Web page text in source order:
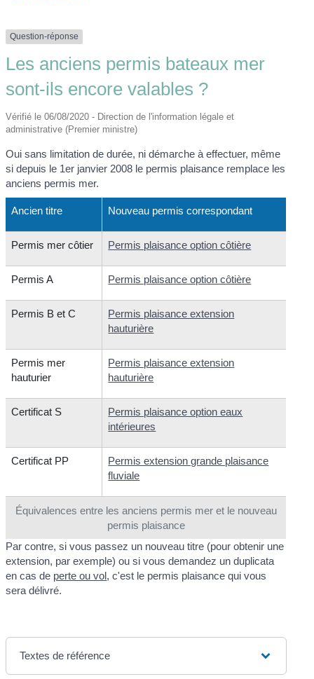
Question-réponse
Les anciens permis bateaux mer
sont-ils encore valables ?
Vérifié le 06/08/2020 - Direction de l'information légale et
administrative (Premier ministre)
Oui sans limitation de durée, ni démarche à effectuer, même
si depuis le 1er janvier 2008 le permis plaisance remplace les
anciens permis mer.
Équivalences entre les anciens permis mer et le nouveau
permis plaisance
Ancien titre Nouveau permis correspondant
Permis mer côtier Permis plaisance option côtière
Permis A Permis plaisance option côtière
Permis B et C
Permis plaisance extension
hauturière
Permis mer
hauturier
Permis plaisance extension
hauturière
Certificat S
Permis plaisance option eaux
intérieures
Certificat PP
Permis extension grande plaisance
fluviale
Par contre, si vous passez un nouveau titre (pour obtenir une
extension, par exemple) ou si vous demandez un duplicata
en cas de perte ou vol, c'est le permis plaisance qui vous
sera délivré.
Textes de référence